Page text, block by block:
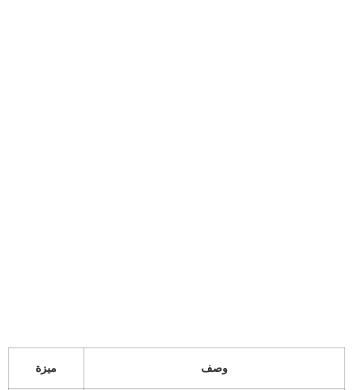
ميزة وصف